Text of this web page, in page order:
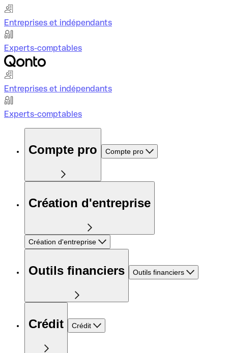
Entreprises et indépendants
Experts-comptables
Entreprises et indépendants
Experts-comptables
Compte pro Compte pro
Création d'entreprise
Création d'entreprise
Outils financiers Outils financiers
Crédit Crédit